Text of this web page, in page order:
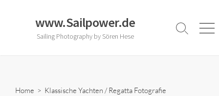
www.Sailpower.de
Sailing Photography by Sören Hese
Search
Home > Klassische Yachten /Regatta Fotografie